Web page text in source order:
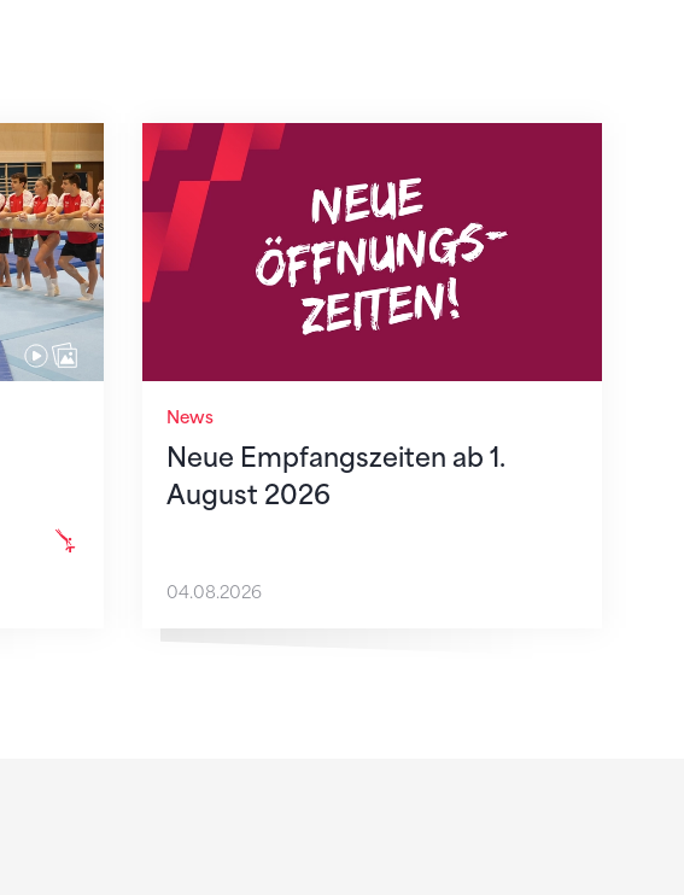
News
Neue Empfangszeiten ab 1.
August 2026
Neue Empfangszeiten ab 1. August 2026
04.08.2026